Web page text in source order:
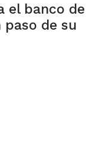
el banco de
paso de su